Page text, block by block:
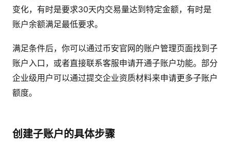
变化，有时是要求30天内交易量达到特定金额，有时是
账户余额满足最低要求。
满足条件后，你可以通过币安官网的账户管理页面找到子
账户入口，或者直接联系客服申请开通子账户功能。部分
企业级用户可以通过提交企业资质材料来申请更多子账户
额度。
创建子账户的具体步骤